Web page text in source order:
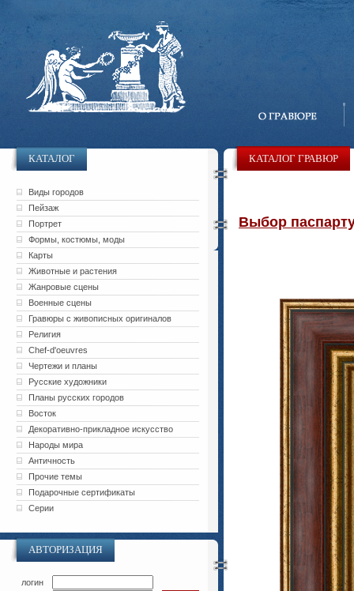
КАТАЛОГ
Виды городов
Пейзаж
Портрет
Формы, костюмы, моды
Карты
Животные и растения
Жанровые сцены
Военные сцены
Гравюры с живописных оригиналов
Религия
Chef-d'oeuvres
Чертежи и планы
Русские художники
Планы русских городов
Восток
Декоративно-прикладное искусство
Народы мира
Античность
Прочие темы
Подарочные сертификаты
Серии
АВТОРИЗАЦИЯ
логин
КАТАЛОГ ГРАВЮР
Выбор